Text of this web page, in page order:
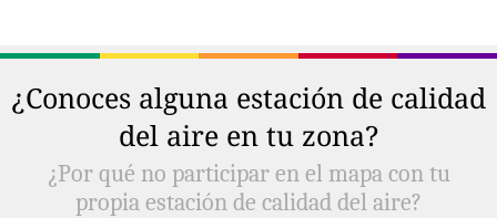
¿Conoces alguna estación de calidad
del aire en tu zona?
¿Por qué no participar en el mapa con tu
propia estación de calidad del aire?